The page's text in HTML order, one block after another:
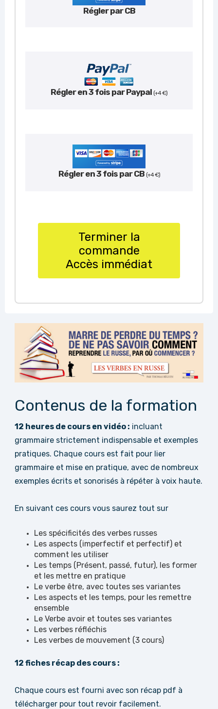
Régler par CB
Régler en 3 fois par Paypal (+4 €)
Régler en 3 fois par CB (+4 €)
Terminer la
commande
Accès immédiat
Contenus de la formation
12 heures de cours en vidéo : incluant
grammaire strictement indispensable et exemples
pratiques. Chaque cours est fait pour lier
grammaire et mise en pratique, avec de nombreux
exemples écrits et sonorisés à répéter à voix haute.
En suivant ces cours vous saurez tout sur
Les spécificités des verbes russes
Les aspects (imperfectif et perfectif) et
comment les utiliser
Les temps (Présent, passé, futur), les former
et les mettre en pratique
Le verbe être, avec toutes ses variantes
Les aspects et les temps, pour les remettre
ensemble
Le Verbe avoir et toutes ses variantes
Les verbes réfléchis
Les verbes de mouvement (3 cours)
12 fiches récap des cours :
Chaque cours est fourni avec son récap pdf à
télécharger pour tout revoir facilement.